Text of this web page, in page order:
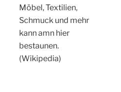
Möbel, Textilien,
Schmuck und mehr
kann amn hier
bestaunen.
(Wikipedia)